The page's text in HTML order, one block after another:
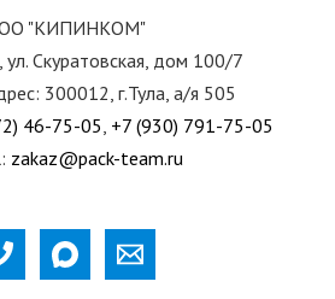
"КИПИНКОМ"
ул. Скуратовская, дом 100/7
300012, г.Тула, а/я 505
46-75-05 +7 (930) 791-75-05
zakaz@pack-team.ru